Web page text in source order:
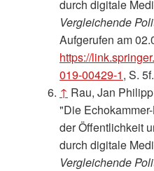
durch digitale
Vergleichende
Aufgerufen am
https://
019-00429-1, S. 5f.
↑ Rau, Jan
"Die
der Öffentlichkeit
durch digitale
Vergleichende